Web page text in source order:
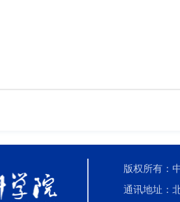
版权所有：
通讯地址：